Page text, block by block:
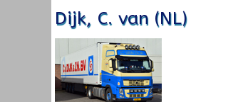
Dijk, C. van (NL)